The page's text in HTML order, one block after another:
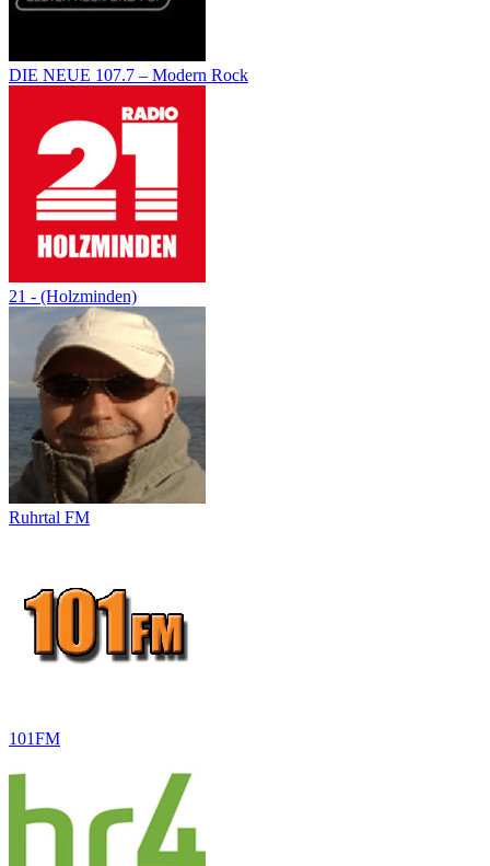
DIE NEUE 107.7 – Modern Rock
21 - (Holzminden)
Ruhrtal FM
101FM